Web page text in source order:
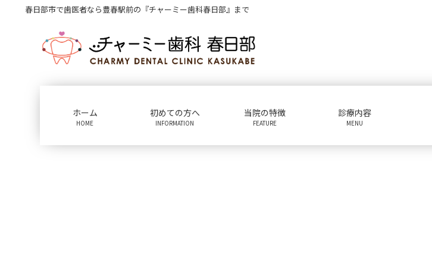
春日部市で歯医者なら豊春駅前の『チャーミー歯科春日部』まで
ホーム
HOME
初めての方へ
INFORMATION
当院の特徴
FEATURE
診療内容
MENU